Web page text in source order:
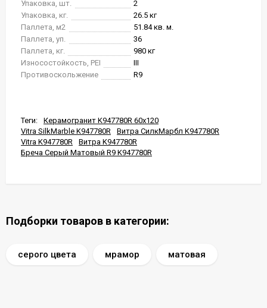
Упаковка, шт.
2
Упаковка, кг.
26.5 кг
Паллета, м2
51.84 кв. м.
Паллета, уп.
36
Паллета, кг.
980 кг
Износостойкость, PEI
III
Противоскольжение
R9
Теги:
Керамогранит K947780R 60x120
Vitra SilkMarble K947780R
Витра СилкМарбл K947780R
Vitra K947780R
Витра K947780R
Бреча Серый Матовый R9 K947780R
Подборки товаров в категории:
серого цвета мрамор матовая